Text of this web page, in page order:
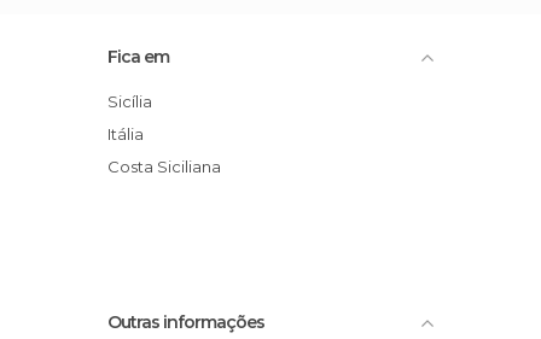
Fica em
Sicília
Itália
Costa Siciliana
Outras informações